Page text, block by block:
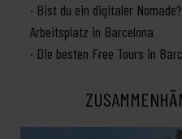
Bist du ein digitaler
Arbeitsplatz in Barcelona
Die besten Free Tours in